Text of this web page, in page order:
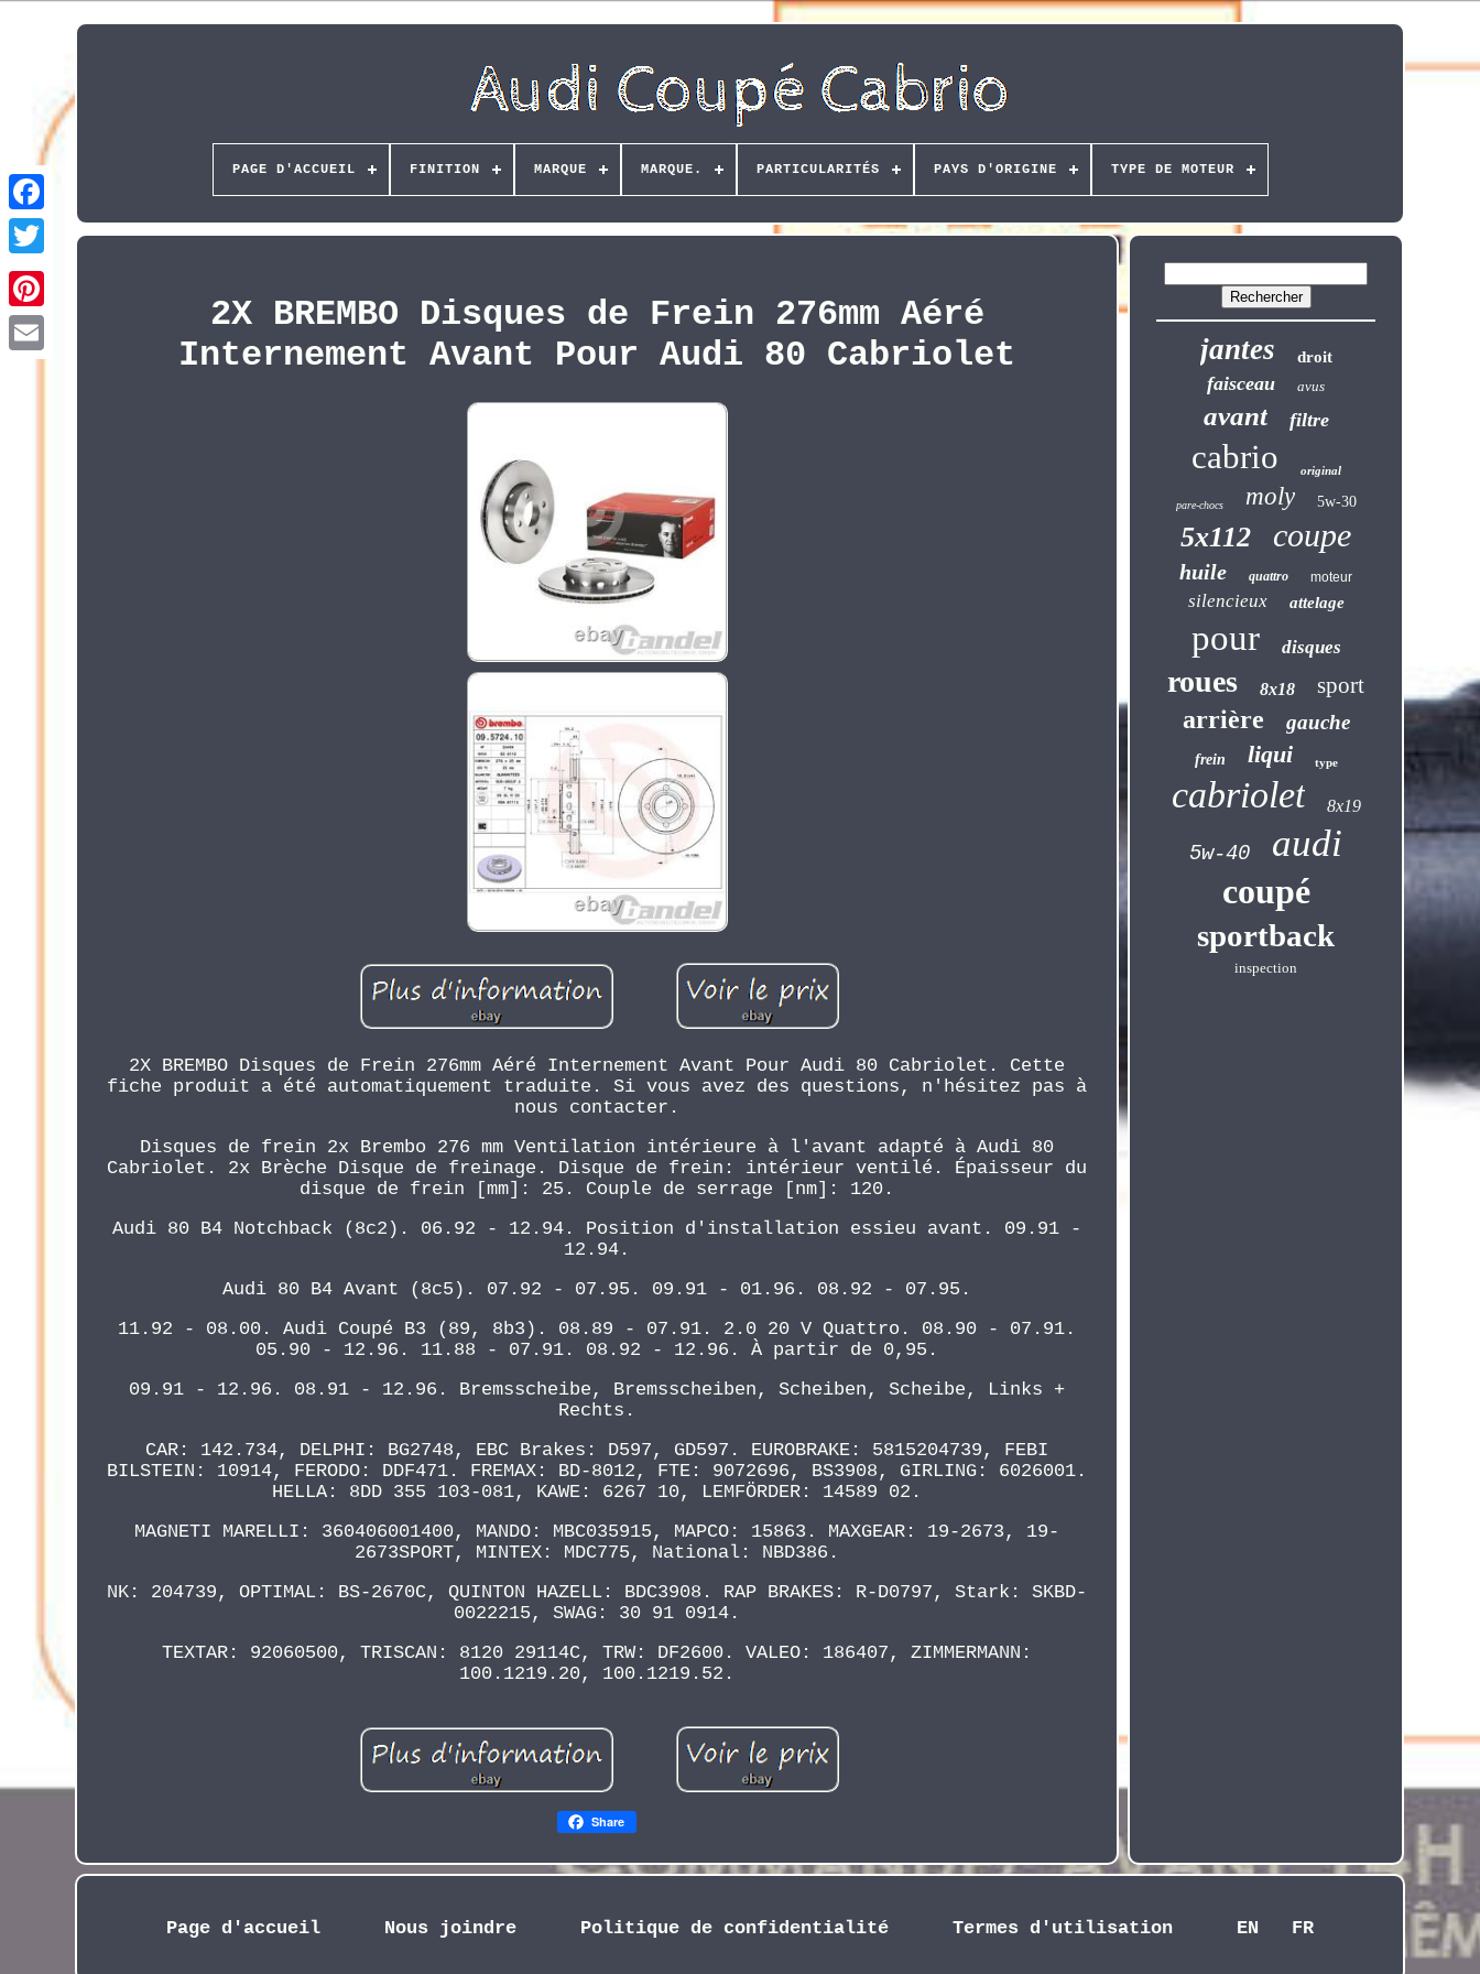
Pinterest
PAGE D'ACCUEIL FINITION MARQUE MARQUE. PARTICULARITÉS PAYS D'ORIGINE TYPE DE MOTEUR
2X BREMBO Disques de Frein 276mm Aéré
Internement Avant Pour Audi 80 Cabriolet
2X BREMBO Disques de Frein 276mm Aéré Internement Avant Pour Audi 80 Cabriolet. Cette
fiche produit a été automatiquement traduite. Si vous avez des questions, n'hésitez pas à
nous contacter.
Disques de frein 2x Brembo 276 mm Ventilation intérieure à l'avant adapté à Audi 80
Cabriolet. 2x Brèche Disque de freinage. Disque de frein: intérieur ventilé. Épaisseur du
disque de frein [mm]: 25. Couple de serrage [nm]: 120.
Audi 80 B4 Notchback (8c2). 06.92 - 12.94. Position d'installation essieu avant. 09.91 -
12.94.
Audi 80 B4 Avant (8c5). 07.92 - 07.95. 09.91 - 01.96. 08.92 - 07.95.
11.92 - 08.00. Audi Coupé B3 (89, 8b3). 08.89 - 07.91. 2.0 20 V Quattro. 08.90 - 07.91.
05.90 - 12.96. 11.88 - 07.91. 08.92 - 12.96. À partir de 0,95.
09.91 - 12.96. 08.91 - 12.96. Bremsscheibe, Bremsscheiben, Scheiben, Scheibe, Links +
Rechts.
CAR: 142.734, DELPHI: BG2748, EBC Brakes: D597, GD597. EUROBRAKE: 5815204739, FEBI
BILSTEIN: 10914, FERODO: DDF471. FREMAX: BD-8012, FTE: 9072696, BS3908, GIRLING: 6026001.
HELLA: 8DD 355 103-081, KAWE: 6267 10, LEMFÖRDER: 14589 02.
MAGNETI MARELLI: 360406001400, MANDO: MBC035915, MAPCO: 15863. MAXGEAR: 19-2673, 19-
2673SPORT, MINTEX: MDC775, National: NBD386.
NK: 204739, OPTIMAL: BS-2670C, QUINTON HAZELL: BDC3908. RAP BRAKES: R-D0797, Stark: SKBD-
0022215, SWAG: 30 91 0914.
TEXTAR: 92060500, TRISCAN: 8120 29114C, TRW: DF2600. VALEO: 186407, ZIMMERMANN:
100.1219.20, 100.1219.52.
Share
jantes droit
faisceau avus
avant filtre
cabrio original
pare-chocs moly 5w-30
5x112 coupe
huile quattro moteur
silencieux attelage
pour disques
roues 8x18 sport
arrière gauche
frein liqui type
cabriolet 8x19
5w-40 audi
coupé
sportback
inspection
Page d'accueil Nous joindre Politique de confidentialité Termes d'utilisation EN FR